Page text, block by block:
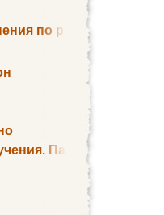
по развитию памяти
Пауль Шелли